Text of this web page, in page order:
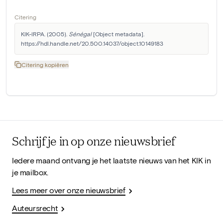
Citering
KIK-IRPA. (2005). Sénégal [Object metadata].
https://hdl.handle.net/20.500.14037/object.10149183
Citering kopiëren
Schrijf je in op onze nieuwsbrief
Iedere maand ontvang je het laatste nieuws van het KIK in
je mailbox.
Lees meer over onze nieuwsbrief
Auteursrecht